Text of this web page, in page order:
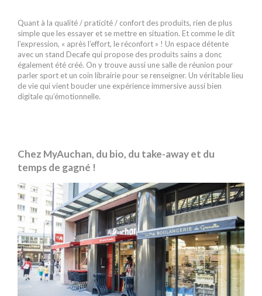
Quant à la qualité / praticité / confort des produits, rien de plus
simple que les essayer et se mettre en situation. Et comme le dit
l’expression, « après l’effort, le réconfort » ! Un espace détente
avec un stand Decafe qui propose des produits sains a donc
également été créé. On y trouve aussi une salle de réunion pour
parler sport et un coin librairie pour se renseigner. Un véritable lieu
de vie qui vient boucler une expérience immersive aussi bien
digitale qu’émotionnelle.
Chez MyAuchan, du bio, du take-away et du
temps de gagné !